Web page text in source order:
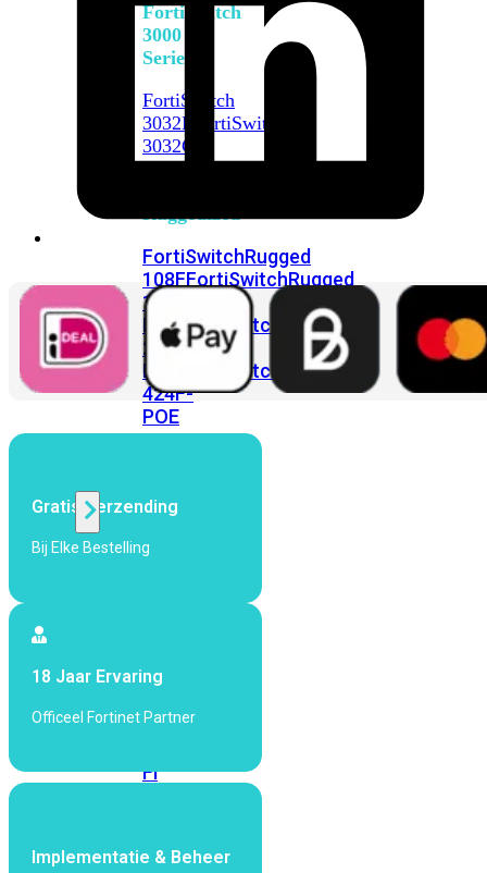
FortiSwitch
3000
Series
FortiSwitch
3032E
FortiSwitch
3032G
Ruggedized
FortiSwitchRugged
108FFortiSwitchRugged
112F-
POEFortiSwitchRugged
216F-
POE
FortiSwitchRugged
424F-
POE
Alle
Fi
Generatie
Fi
Fi
Gratis Verzending
Bij Elke Bestelling
18 Jaar Ervaring
Officeel Fortinet Partner
Implementatie & Beheer